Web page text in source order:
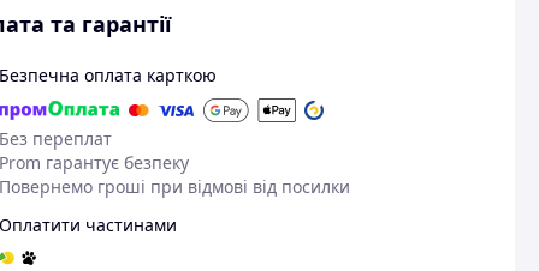
та гарантії
оплата карткою
переплат
гарантує безпеку
гроші при відмові від посилки
частинами